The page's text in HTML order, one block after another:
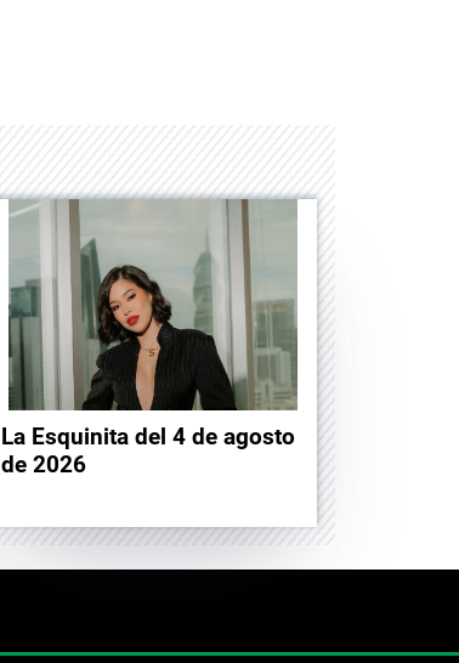
La Esquinita del 4 de agosto
de 2026